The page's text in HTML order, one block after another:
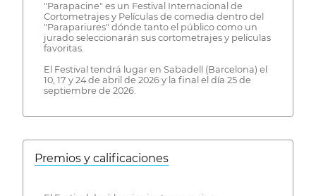
"Parapacine" es un Festival Internacional de
Cortometrajes y Películas de comedia dentro del
"Parapariures" dónde tanto el público como un
jurado seleccionarán sus cortometrajes y películas
favoritas.
El Festival tendrá lugar en Sabadell (Barcelona) el
10, 17 y 24 de abril de 2026 y la final el día 25 de
septiembre de 2026.
Premios y calificaciones